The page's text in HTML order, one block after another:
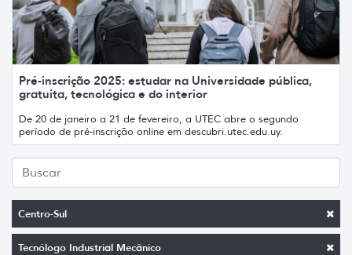
Centro-Sul
Tecnólogo Industrial Mecânico
Pré-inscrição 2025: estudar na Universidade pública,
gratuita, tecnológica e do interior
De 20 de janeiro a 21 de fevereiro, a UTEC abre o segundo
período de pré-inscrição online em descubri.utec.edu.uy.